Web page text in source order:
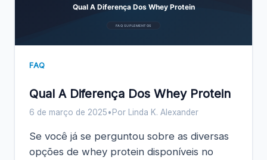
Qual A Diferença Dos Whey Protein
FAQ SUPLEMENTOS
FAQ
Qual A Diferença Dos Whey Protein
6 de março de 2025•Por Linda K. Alexander
Se você já se perguntou sobre as diversas
opções de whey protein disponíveis no